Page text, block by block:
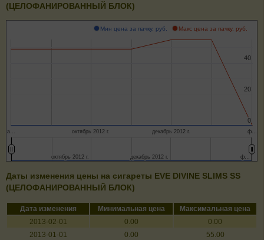
(ЦЕЛОФАНИРОВАННЫЙ БЛОК)
Мин цена за пачку, руб. Макс цена за пачку, руб.
а… октябрь 2012 г. декабрь 2012 г. ф…
0
0
20
20
40
40
октябрь 2012 г.
октябрь 2012 г. декабрь 2012 г.
декабрь 2012 г. ф…
ф…
Даты изменения цены на сигареты EVE DIVINE SLIMS SS
(ЦЕЛОФАНИРОВАННЫЙ БЛОК)
Дата изменения Минимальная цена
Максимальная цена
2013-02-01
0.00
0.00
2013-01-01
0.00
55.00